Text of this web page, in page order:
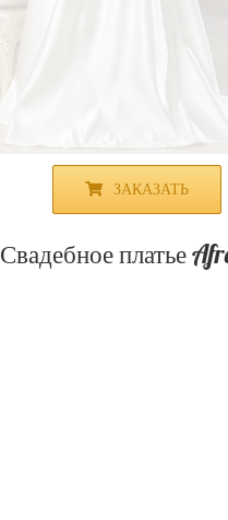
ЗАКАЗАТЬ
Свадебное платье